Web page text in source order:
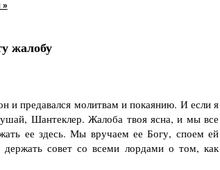
»
жалобу
и предавался молитвам и покаянию. И если я
Шантеклер. Жалоба твоя ясна, и мы все
ее здесь. Мы вручаем ее Богу, споем ей
совет со всеми лордами о том, как